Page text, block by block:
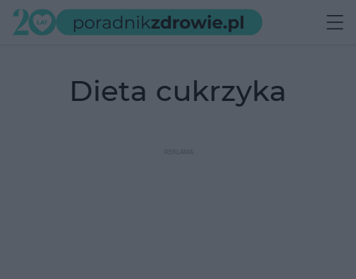
dieta cukrzyka